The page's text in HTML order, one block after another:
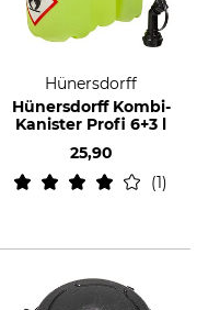
Hünersdorff
Hünersdorff Kombi-
Kanister Profi 6+3 l
25,90
1